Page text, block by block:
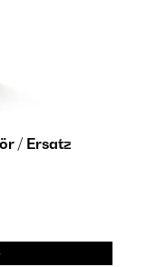
/ Ersatz